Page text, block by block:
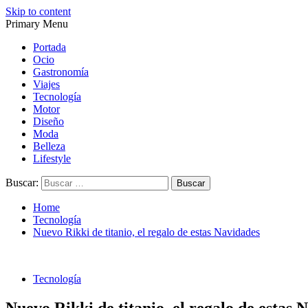
Skip to content
Primary Menu
Portada
Ocio
Gastronomía
Viajes
Tecnología
Motor
Diseño
Moda
Belleza
Lifestyle
Buscar:
Home
Tecnología
Nuevo Rikki de titanio, el regalo de estas Navidades
Tecnología